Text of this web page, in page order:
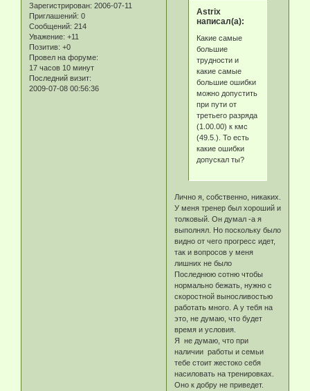
Зарегистрирован: 2006-07-11
Приглашений: 0
Сообщений: 214
Уважение: +11
Позитив: +0
Провел на форуме:
17 часов 10 минут
Последний визит:
2009-07-08 00:56:36
Astrix
написал(а):
Какие самые
большие
трудности и
какие самые
большие ошибки
можно допустить
при пути от
третьего разряда
(1.00.00) к кмс
(49.5.). То есть
какие ошибки
допускал ты?
Лично я, собственно, никаких.
У меня тренер был хороший и
толковый. Он думал -а я
выполнял. Но поскольку было
видно от чего прогресс идет,
так и вопросов у меня
лишних не было
Последнюю сотню чтобы
нормально бежать, нужно с
скоростной выносливостью
работать много. А у тебя на
это, не думаю, что будет
время и условия.
Я не думаю, что при
наличии работы и семьи
тебе стоит жестоко себя
насиловать на тренировках.
Оно к добру не приведет.